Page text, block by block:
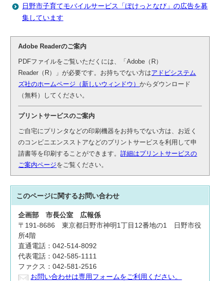
日野市子育てモバイルサービス「ぽけっとなび」の広告を募
集しています
Adobe Readerのご案内
PDFファイルをご覧いただくには、「Adobe（R）
Reader（R）」が必要です。お持ちでない方はアドビシステム
ズ社のホームページ（新しいウィンドウ）からダウンロード
（無料）してください。
プリントサービスのご案内
ご自宅にプリンタなどの印刷機器をお持ちでない方は、お近く
のコンビニエンスストアなどのプリントサービスを利用して申
請書等を印刷することができます。詳細はプリントサービスの
ご案内ページをご覧ください。
このページに関するお問い合わせ
企画部市長公室 広報係
〒191-8686 東京都日野市神明1丁目12番地の1 日野市役
所4階
直通電話：042-514-8092
代表電話：042-585-1111
ファクス：042-581-2516
お問い合わせは専用フォームをご利用ください。